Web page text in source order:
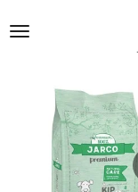
direct
hoofdinhoud